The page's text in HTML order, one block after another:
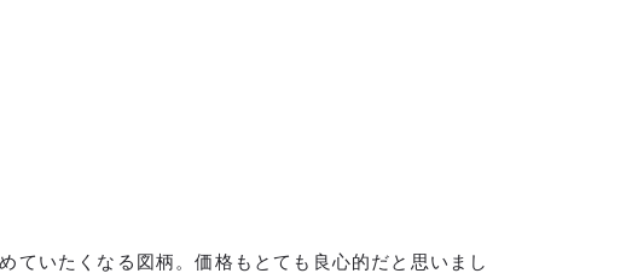
ていたくなる図柄。価格もとても良心的だと思いまし